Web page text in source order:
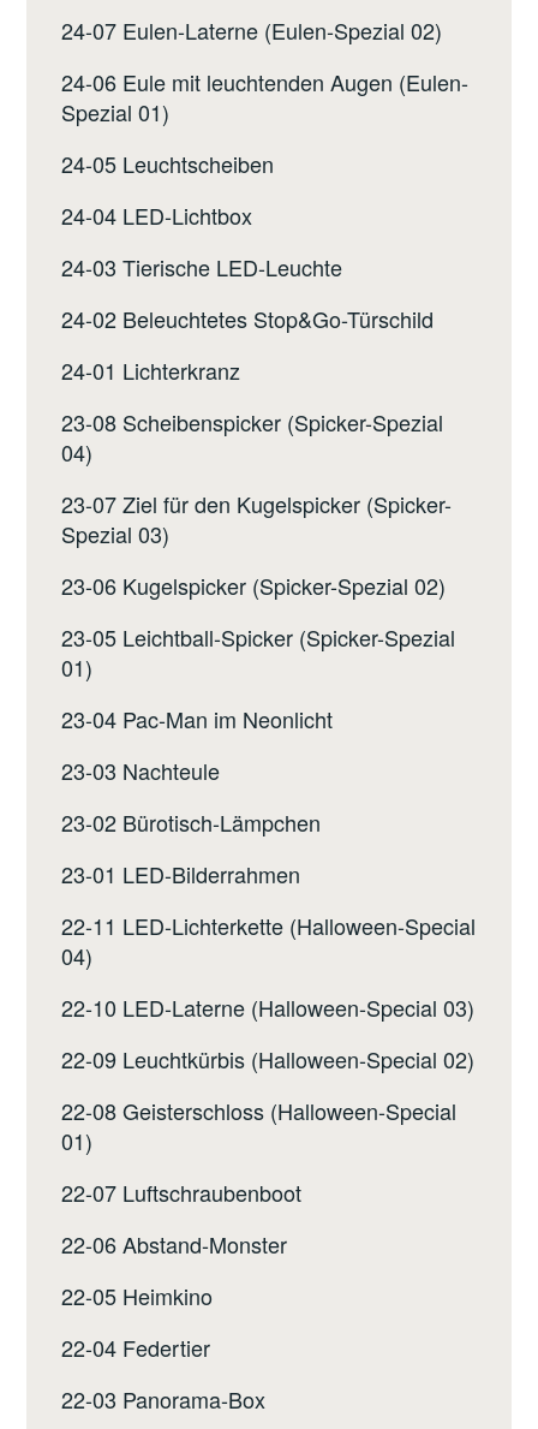
24-07 Eulen-Laterne (Eulen-Spezial 02)
24-06 Eule mit leuchtenden Augen (Eulen-
Spezial 01)
24-05 Leuchtscheiben
24-04 LED-Lichtbox
24-03 Tierische LED-Leuchte
24-02 Beleuchtetes Stop&Go-Türschild
24-01 Lichterkranz
23-08 Scheibenspicker (Spicker-Spezial
04)
23-07 Ziel für den Kugelspicker (Spicker-
Spezial 03)
23-06 Kugelspicker (Spicker-Spezial 02)
23-05 Leichtball-Spicker (Spicker-Spezial
01)
23-04 Pac-Man im Neonlicht
23-03 Nachteule
23-02 Bürotisch-Lämpchen
23-01 LED-Bilderrahmen
22-11 LED-Lichterkette (Halloween-Special
04)
22-10 LED-Laterne (Halloween-Special 03)
22-09 Leuchtkürbis (Halloween-Special 02)
22-08 Geisterschloss (Halloween-Special
01)
22-07 Luftschraubenboot
22-06 Abstand-Monster
22-05 Heimkino
22-04 Federtier
22-03 Panorama-Box